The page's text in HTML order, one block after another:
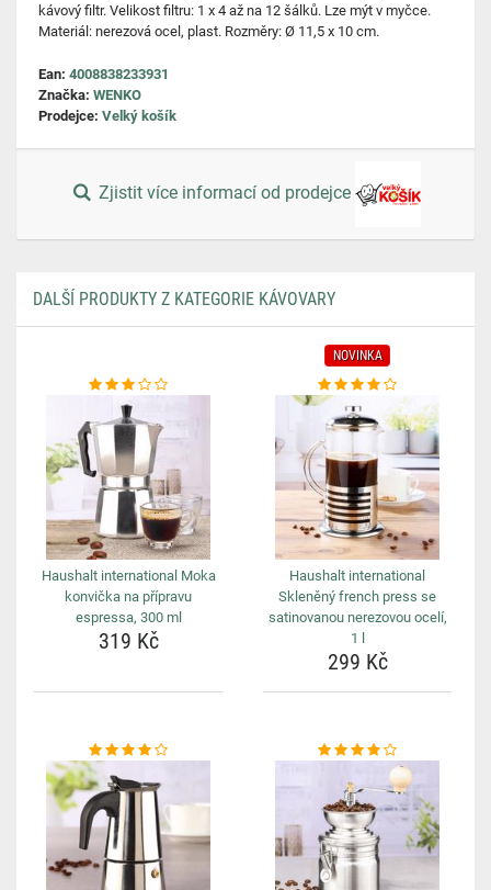
kávový filtr. Velikost filtru: 1 x 4 až na 12 šálků. Lze mýt v myčce.
Materiál: nerezová ocel, plast. Rozměry: Ø 11,5 x 10 cm.
Ean: 4008838233931
Značka: WENKO
Prodejce: Velký košík
Zjistit více informací od prodejce
DALŠÍ PRODUKTY Z KATEGORIE KÁVOVARY
Haushalt international Moka
konvička na přípravu
espressa, 300 ml
319 Kč
NOVINKA
Haushalt international
Skleněný french press se
satinovanou nerezovou ocelí,
1 l
299 Kč